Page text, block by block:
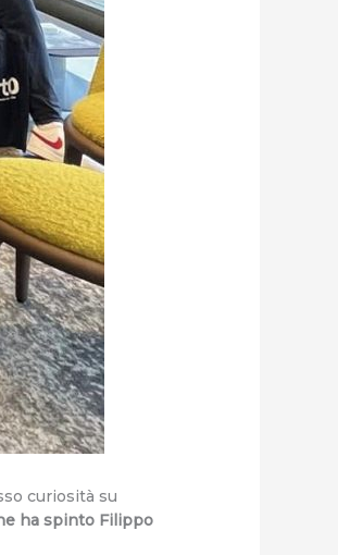
curiosità su
ha spinto Filippo